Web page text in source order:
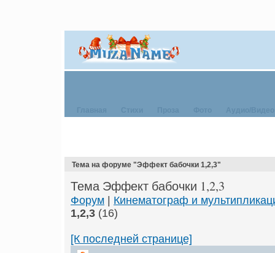
Тема на форуме "Эффект бабочки 1,2,3"
Тема Эффект бабочки 1,2,3
Форум
Кинематограф и
1,2,3 (16)
[К последней странице]